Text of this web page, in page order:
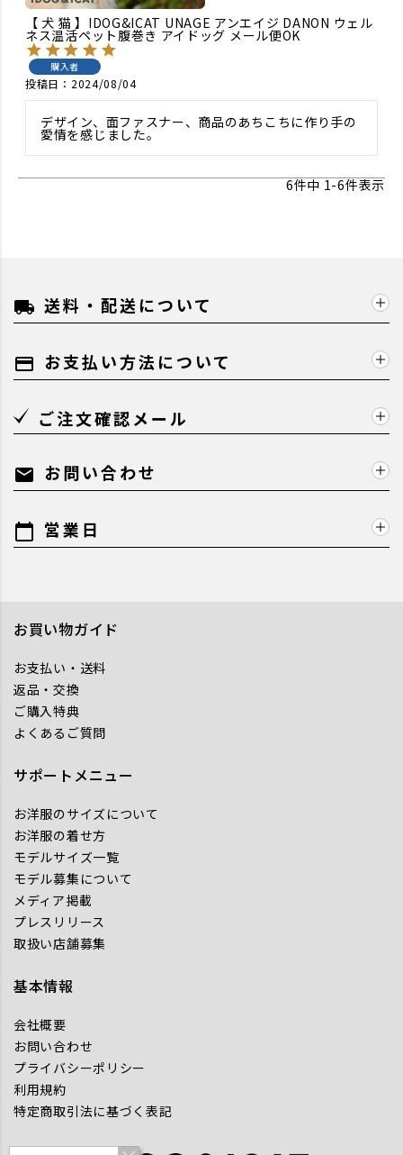
【 犬 猫 】IDOG&ICAT UNAGE アンエイジ DANON ウェル
ネス温活ペット腹巻き アイドッグ メール便OK
購入者
投稿日 2024/08/04
デザイン、面ファスナー、商品のあちこちに作り手の
愛情を感じました。
6件中 1-6件表示
local_shipping 送料・配送について
payment お支払い方法について
ご注文確認メール
mail お問い合わせ
calendar_today 営業日
お買い物ガイド
お支払い・送料
返品・交換
ご購入特典
よくあるご質問
サポートメニュー
お洋服のサイズについて
お洋服の着せ方
モデルサイズ一覧
モデル募集について
メディア掲載
プレスリリース
取扱い店舗募集
基本情報
会社概要
お問い合わせ
プライバシーポリシー
利用規約
特定商取引法に基づく表記